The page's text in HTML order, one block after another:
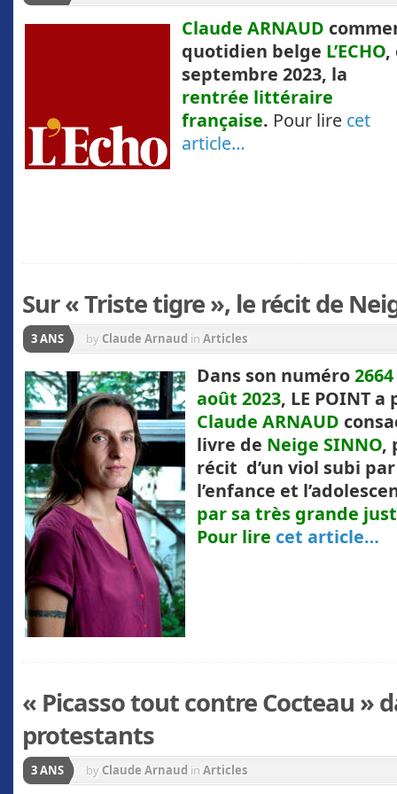
Claude ARNAUD
quotidien belge L’ECHO,
septembre 2023, la
rentrée littéraire
française. Pour lire cet
article…
Sur « Triste tigre », le récit de
3 ANS by Claude Arnaud in Articles
Dans son numéro2664
août 2023, LE POINT
Claude ARNAUD
livre de Neige SINNO,
récit d’un viol subi
l’enfance et
par sa très grande
Pour lire cet article…
« Picasso tout contre Cocteau »
protestants
3 ANS by Claude Arnaud in Articles